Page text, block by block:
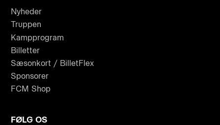
Nyheder
Truppen
Kampprogram
Billetter
Sæsonkort / BilletFlex
Sponsorer
FCM Shop
FØLG OS